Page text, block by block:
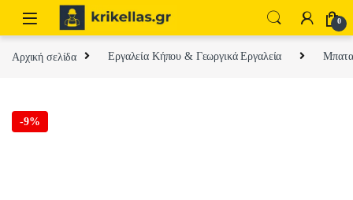
Skip to navigation
Skip to content
0
Αρχική σελίδα Εργαλεία Κήπου & Γεωργικά Εργαλεία
-9%